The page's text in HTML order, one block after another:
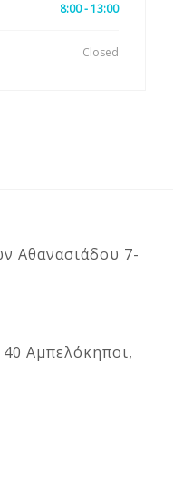
8:00 - 13:00
Closed
Αθανασιάδου 7-
40 Αμπελόκηποι,